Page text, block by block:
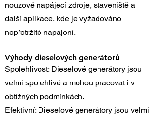
nouzové napájecí zdroje, staveniště a
další aplikace, kde je vyžadováno
nepřetržité napájení.
Výhody dieselových generátorů
Spolehlivost: Dieselové generátory jsou
velmi spolehlivé a mohou pracovat i v
obtížných podmínkách.
Efektivní: Dieselové generátory jsou velmi